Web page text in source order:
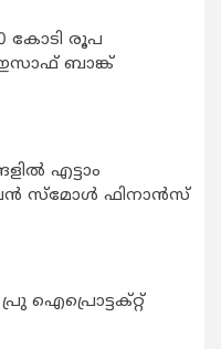
കോടി രൂപ
ഇസാഫ് ബാങ്ക്
എട്ടാം
സ്മോൾ ഫിനാൻസ്